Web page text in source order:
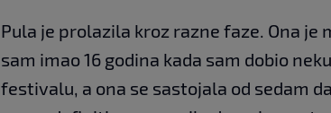
Pula je prolazila kroz razne faze. Ona
sam imao 16 godina kada sam dobio
festivalu, a ona se sastojala od sedam